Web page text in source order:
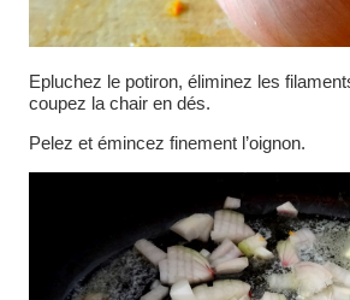
Epluchez le potiron, éliminez les
coupez la chair en dés.
Pelez et émincez finement l’oignon.